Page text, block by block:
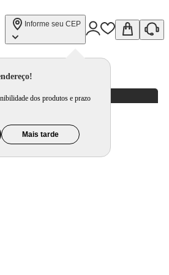
Informe seu CEP
dos produtos e prazo
Mais tarde